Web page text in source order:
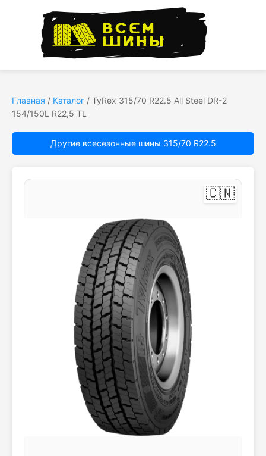
Главная / Каталог / TyRex 315/70 R22.5 All Steel DR-2
154/150L R22,5 TL
Другие всесезонные шины 315/70 R22.5
🇨🇳